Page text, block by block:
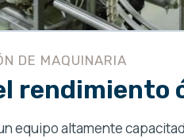
DE MAQUINARIA
un equipo altamente